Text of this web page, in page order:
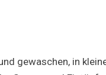
gewaschen, in